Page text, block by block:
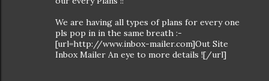
We are having all types of plans for every one
pls pop in in the same breath :-
[url=http://www.inbox-mailer.com]Out Site
Inbox Mailer An eye to more details ![/url]